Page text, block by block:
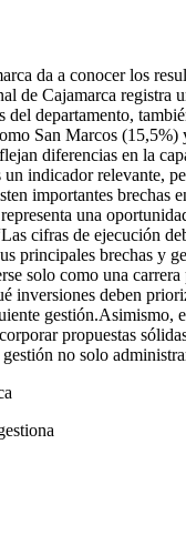
da a conocer los
de Cajamarca registra
del departamento,
San Marcos
diferencias en la
indicador relevante,
importantes brechas
una
cifras de ejecución
principales brechas y
solo como una
inversiones deben
gestión.Asimismo,
propuestas
no solo